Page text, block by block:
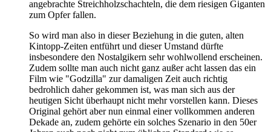
angebrachte Streichholzschachteln, die dem riesigen Giganten
zum Opfer fallen.
So wird man also in dieser Beziehung in die guten, alten
Kintopp-Zeiten entführt und dieser Umstand dürfte
insbesondere den Nostalgikern sehr wohlwollend erscheinen.
Zudem sollte man auch nicht ganz außer acht lassen das ein
Film wie "Godzilla" zur damaligen Zeit auch richtig
bedrohlich daher gekommen ist, was man sich aus der
heutigen Sicht überhaupt nicht mehr vorstellen kann. Dieses
Original gehört aber nun einmal einer vollkommen anderen
Dekade an, zudem gehörte ein solches Szenario in den 50er